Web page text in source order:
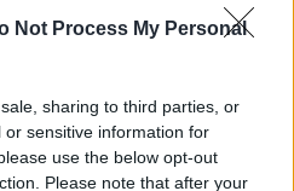
Not Process My Personal
sharing to third parties, or
sensitive information for
use the below opt-out
Please note that after your
Mútuos